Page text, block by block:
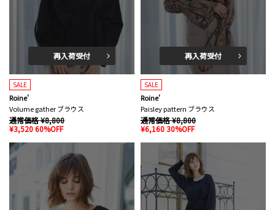
再入荷受付
SALE
Roine'
Volume gather ブラウス
通常価格 ¥8,800
¥3,520 60%OFF
再入荷受付
SALE
Roine'
Paisley pattern ブラウス
通常価格 ¥8,800
¥6,160 30%OFF